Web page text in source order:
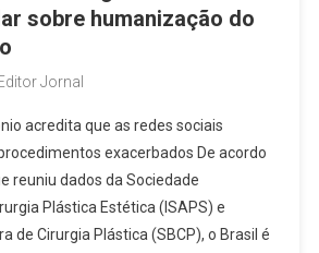
sobre humanização do
Jornal
acredita que as redes sociais
exacerbados De acordo
reuniu dados da Sociedade
Plástica Estética (ISAPS) e
de Cirurgia Plástica (SBCP), o Brasil é